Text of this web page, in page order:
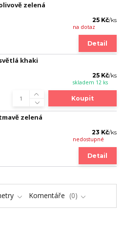
zelená
25 Kč/ks
na dotaz
Detail
khaki
25 Kč/ks
skladem 12 ks
Koupit
zelená
23 Kč/ks
nedostupné
Detail
Komentáře 0